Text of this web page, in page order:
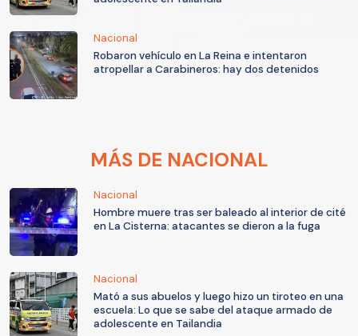
Nacional
Robaron vehículo en La Reina e intentaron
atropellar a Carabineros: hay dos detenidos
MÁS DE NACIONAL
Nacional
Hombre muere tras ser baleado al interior de cité
en La Cisterna: atacantes se dieron a la fuga
Nacional
Mató a sus abuelos y luego hizo un tiroteo en una
escuela: Lo que se sabe del ataque armado de
adolescente en Tailandia